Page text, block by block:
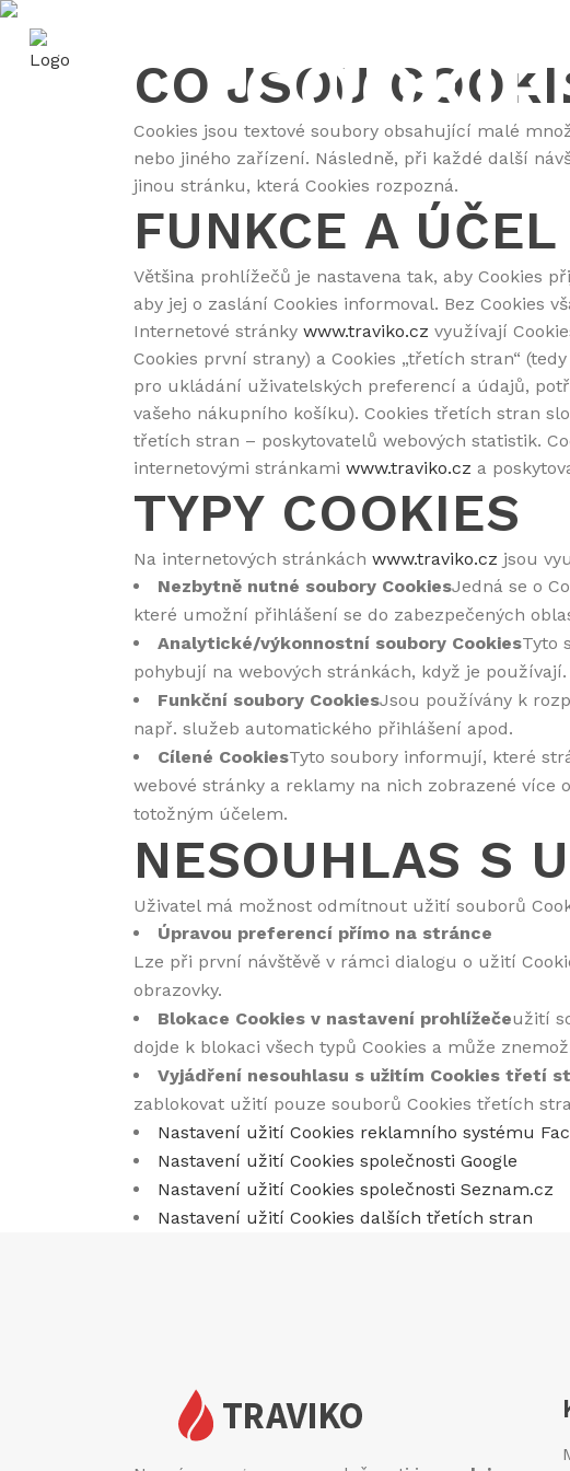
CO JSOU
Cookies jsou textové soubory obsahující malé
nebo jiného zařízení. Následně, při každé další
jinou stránku, která Cookies rozpozná.
FUNKCE A
Většina prohlížečů je nastavena tak, aby Cookies
aby jej o zaslání Cookies informoval. Bez Cookies
Internetové stránky www.traviko.cz využívají
Cookies první strany) a Cookies „třetích stran“
pro ukládání uživatelských preferencí a údajů,
vašeho nákupního košíku). Cookies třetích stran
třetích stran – poskytovatelů webových statistik.
internetovými stránkami www.traviko.cz a
TYPY COOKIES
Na internetových stránkách www.traviko.cz jsou
Nezbytně nutné soubory CookiesJedná se o
které umožní přihlášení se do zabezpečených
Analytické/výkonnostní soubory CookiesTyto
pohybují na webových stránkách, když je
Funkční soubory CookiesJsou používány k
např. služeb automatického přihlášení apod.
Cílené CookiesTyto soubory informují, které
webové stránky a reklamy na nich zobrazené
totožným účelem.
NESOUHLAS S
Uživatel má možnost odmítnout užití souborů
Úpravou preferencí přímo na stránce
Lze při první návštěvě v rámci dialogu o užití
obrazovky.
Blokace Cookies v nastavení prohlížečeužití
dojde k blokaci všech typů Cookies a může
Vyjádření nesouhlasu s užitím Cookies třetí
zablokovat užití pouze souborů Cookies třetích
Nastavení užití Cookies reklamního systému
Nastavení užití Cookies společnosti Google
Nastavení užití Cookies společnosti Seznam.cz
Nastavení užití Cookies dalších třetích stran